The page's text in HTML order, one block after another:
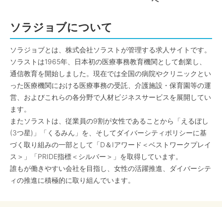
ソラジョブについて
ソラジョブとは、株式会社ソラストが管理する求人サイトです。
ソラストは1965年、日本初の医療事務教育機関として創業し、
通信教育を開始しました。現在では全国の病院やクリニックとい
った医療機関における医療事務の受託、介護施設・保育園等の運
営、およびこれらの各分野で人材ビジネスサービスを展開してい
ます。
またソラストは、従業員の9割が女性であることから「えるぼし
(3つ星)」「くるみん」を、そしてダイバーシティポリシーに基
づく取り組みの一部として「D＆Iアワード＜ベストワークプレイ
ス＞」「PRIDE指標＜シルバー＞」を取得しています。
誰もが働きやすい会社を目指し、女性の活躍推進、ダイバーシテ
ィの推進に積極的に取り組んでいます。